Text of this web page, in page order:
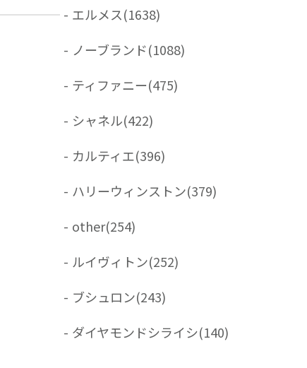
- エルメス(1638)
- ノーブランド(1088)
- ティファニー(475)
- シャネル(422)
- カルティエ(396)
- ハリーウィンストン(379)
- other(254)
- ルイヴィトン(252)
- ブシュロン(243)
- ダイヤモンドシライシ(140)